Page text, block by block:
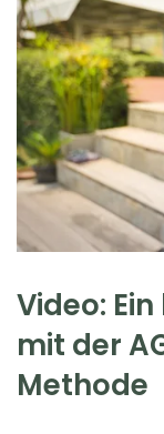
Video:
mit der
Methode